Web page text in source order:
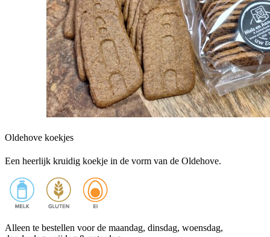
Oldehove koekjes
Een heerlijk kruidig koekje in de vorm van de Oldehove.
Alleen te bestellen voor de maandag, dinsdag, woensdag,